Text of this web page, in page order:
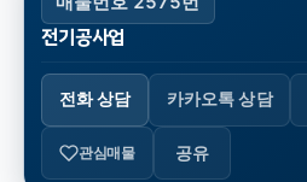
전기공사업
전화 상담 카카오톡 상담
관심매물 공유